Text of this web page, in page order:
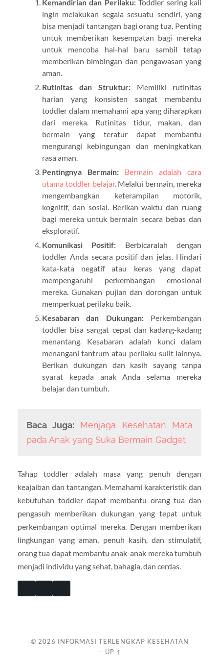
Kemandirian dan Perilaku:Toddler sering kali
ingin melakukan segala sesuatu sendiri, yang
bisa menjadi tantangan bagi orang tua. Penting
untuk memberikan kesempatan bagi mereka
untuk mencoba hal-hal baru sambil tetap
memberikan bimbingan dan pengawasan yang
aman.
Rutinitas dan Struktur: Memiliki rutinitas
harian yang konsisten sangat membantu
toddler dalam memahami apa yang diharapkan
dari mereka. Rutinitas tidur, makan, dan
bermain yang teratur dapat membantu
mengurangi kebingungan dan meningkatkan
rasa aman.
Pentingnya Bermain:
Bermain adalah cara
utama toddler belajar. Melalui bermain, mereka
mengembangkan keterampilan motorik,
kognitif, dan sosial. Berikan waktu dan ruang
bagi mereka untuk bermain secara bebas dan
eksploratif.
Komunikasi Positif: Berbicaralah dengan
toddler Anda secara positif dan jelas. Hindari
kata-kata negatif atau keras yang dapat
mempengaruhi perkembangan emosional
mereka. Gunakan pujian dan dorongan untuk
memperkuat perilaku baik.
Kesabaran dan Dukungan:Perkembangan
toddler bisa sangat cepat dan kadang-kadang
menantang. Kesabaran adalah kunci dalam
menangani tantrum atau perilaku sulit lainnya.
Berikan dukungan dan kasih sayang tanpa
syarat kepada anak Anda selama mereka
belajar dan tumbuh.
Baca Juga: Menjaga Kesehatan Mata
pada Anak yang Suka Bermain Gadget
Tahap toddler adalah masa yang penuh dengan
keajaiban dan tantangan. Memahami karakteristik dan
kebutuhan toddler dapat membantu orang tua dan
pengasuh memberikan dukungan yang tepat untuk
perkembangan optimal mereka. Dengan memberikan
lingkungan yang aman, penuh kasih, dan stimulatif,
orang tua dapat membantu anak-anak mereka tumbuh
menjadi individu yang sehat, bahagia, dan cerdas.
© 2026 INFORMASI TERLENGKAP KESEHATAN
— UP ↑